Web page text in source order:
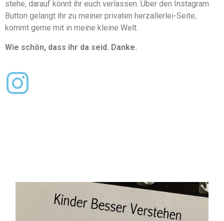
stehe, darauf könnt ihr euch verlassen. Über den Instagram
Button gelangt ihr zu meiner privaten herzallerlei-Seite,
kommt gerne mit in meine kleine Welt.
Wie schön, dass ihr da seid. Danke.